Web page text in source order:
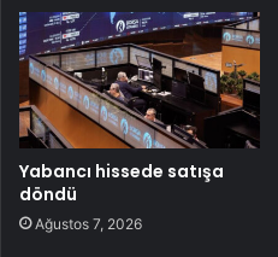
Yabancı hissede satışa
döndü
Ağustos 7, 2026